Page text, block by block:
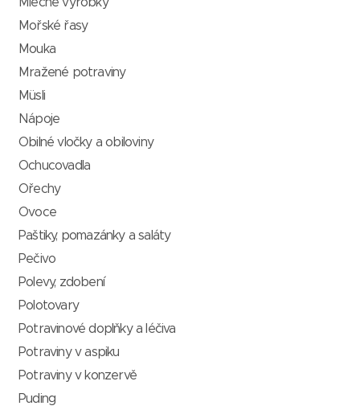
Mořské řasy
Mouka
Mražené potraviny
Müsli
Nápoje
Obilné vločky a obiloviny
Ochucovadla
Ořechy
Ovoce
Paštiky, pomazánky a saláty
Pečivo
Polevy, zdobení
Polotovary
Potravinové doplňky a léčiva
Potraviny v aspiku
Potraviny v konzervě
Puding